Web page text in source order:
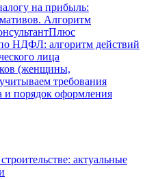
на прибыль:
Алгоритм
НДФЛ: алгоритм действий
лица
(женщины,
требования
и порядок оформления
актуальные